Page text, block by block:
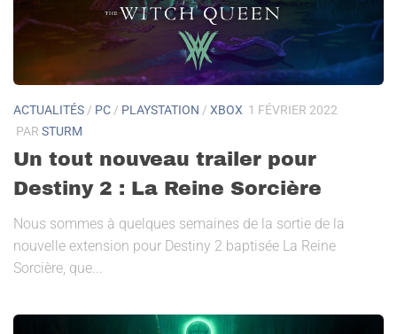
ACTUALITÉS / PC / PLAYSTATION / XBOX 1 FÉVRIER 2022
PAR STURM
Un tout nouveau trailer pour
Destiny 2 : La Reine Sorcière
Nous sommes à quelques semaines de la sortie de la
nouvelle extension pour Destiny 2 baptisée La Reine
Sorcière, que...